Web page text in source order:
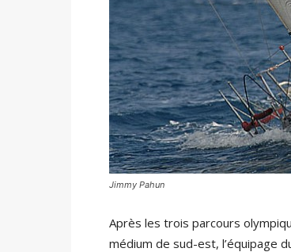
Jimmy Pahun
Après les trois parcours
médium de sud-est, l’équipage